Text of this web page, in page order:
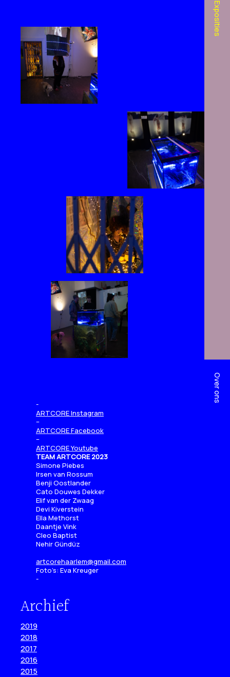
ARTCORE Instagram
–
ARTCORE Facebook
–
ARTCORE Youtube
TEAM ARTCORE 2023
Simone Piebes
Irsen van Rossum
Benji Oostlander
Cato Douwes Dekker
Elif van der Zwaag
Devi Kiverstein
Ella Methorst
Daantje Vink
Cleo Baptist
Nehir Gündüz
artcorehaarlem@gmail.com
Foto’s: Eva Kreuger
Archief
2019
2018
2017
2016
2015
Exposities
Over ons